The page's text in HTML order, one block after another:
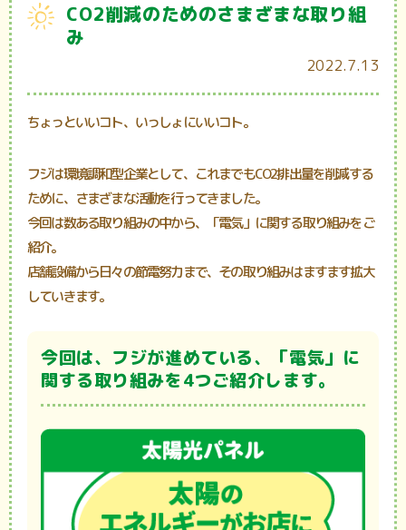
CO2削減のためのさまざまな取り組
み
2022.7.13
ちょっといいコト、いっしょにいいコト。
フジは環境調和型企業として、これまでもCO2排出量を削減する
ために、さまざまな活動を行ってきました。
今回は数ある取り組みの中から、「電気」に関する取り組みをご
紹介。
店舗設備から日々の節電努力まで、その取り組みはますます拡大
していきます。
今回は、フジが進めている、「電気」に
関する取り組みを4つご紹介します。